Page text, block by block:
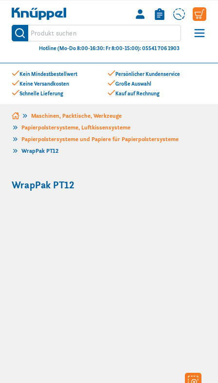
Kein Mindestbestellwert
Keine Versandkosten
Schnelle Lieferung
Persönlicher Kundenservice
Große Auswahl
Kauf auf Rechnung
Knüppel
Produkt suchen
Suche
Hotline (Mo-Do 8:00-16:30: Fr 8:00-15:00): 05541 706 1903
Zum Inhalt springen
Maschinen, Packtische, Werkzeuge
Papierpolstersysteme, Luftkissensysteme
Papierpolstersysteme und Papiere für Papierpolstersysteme
WrapPak PT12
WrapPak PT12